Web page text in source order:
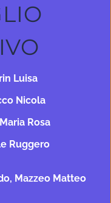
Luisa
Nicola
Rosa
Ruggero
Mazzeo Matteo